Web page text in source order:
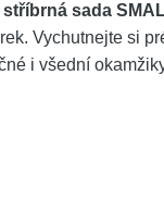
stříbrná sada
Vychutnejte si
i všední